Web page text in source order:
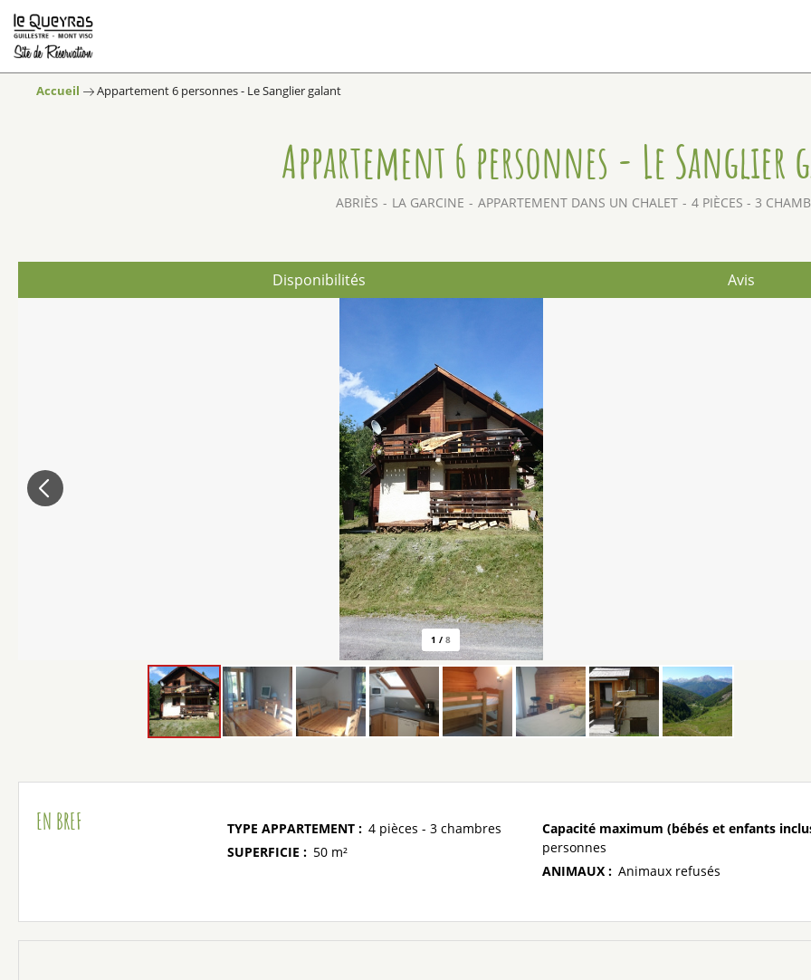
Accueil Appartement 6 personnes - Le Sanglier galant
Appartement 6 personnes - Le Sanglier
ABRIÈS LA GARCINE APPARTEMENT DANS UN CHALET 4 PIÈCES - 3
Disponibilités Avis
1 / 8
EN BREF TYPE APPARTEMENT :
4 pièces - 3 chambres
SUPERFICIE : 50 m²
Capacité maximum (bébés et enfants
personnes
ANIMAUX : Animaux refusés